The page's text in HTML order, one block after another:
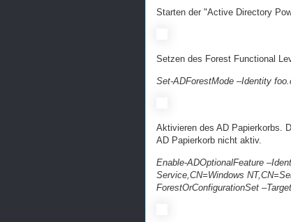
Starten der "Active Directory
Setzen des Forest Functional
Set-ADForestMode –Identity
Aktivieren des AD Papierkorbs.
AD Papierkorb nicht aktiv.
Enable-ADOptionalFeature
Service,CN=Windows
ForestOrConfigurationSet –Target